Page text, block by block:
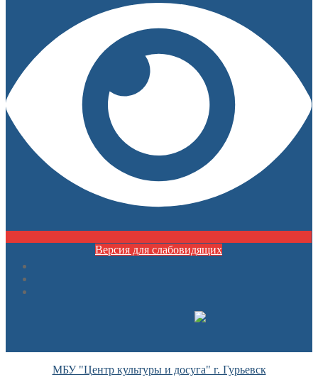
Версия для слабовидящих
МБУ "Центр культуры и досуга" г. Гурьевск